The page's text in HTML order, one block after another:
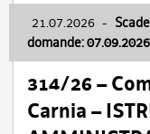
21.07.2026 -
domande:
314/26 –
Carnia –